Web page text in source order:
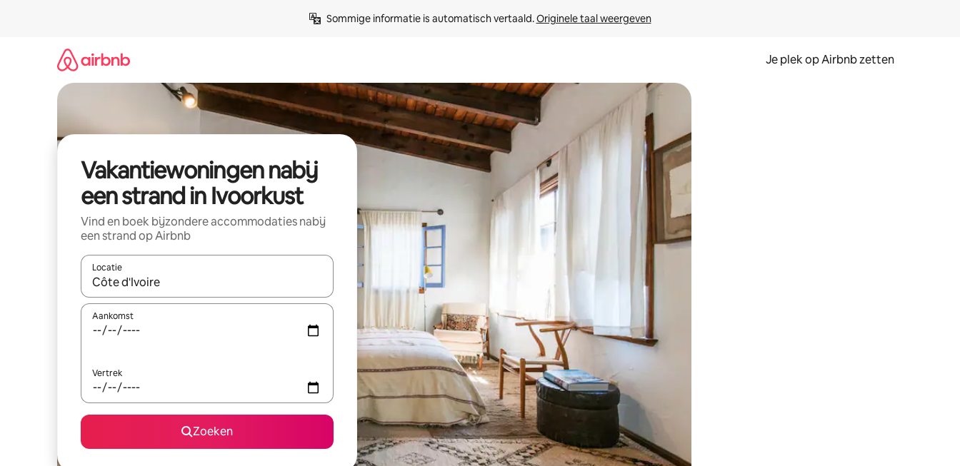
Sommige informatie is automatisch vertaald. Originele taal weergeven
Je plek op Airbnb zetten
Vakantiewoningen nabij
een strand in Ivoorkust
Vind en boek bijzondere accommodaties nabij
een strand op Airbnb
Locatie
Wanneer er resultaten beschikbaar zijn, maak je een keuze met je de pijltjestoetsen omhoog en omlaag, óf door te tikken of swipen.
Aankomst
Vertrek
Zoeken